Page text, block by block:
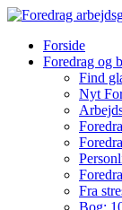
Forside
Foredrag og
Find
Nyt
Fra
Bog: